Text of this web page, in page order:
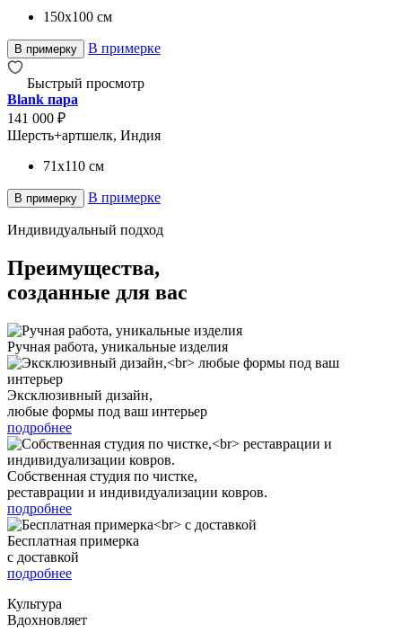
150x100 см
В примерку В примерке
Быстрый просмотр
Blank пара
141 000 ₽
Шерсть+артшелк, Индия
71x110 см
В примерку В примерке
Индивидуальный подход
Преимущества,
созданные для вас
Ручная работа, уникальные изделия
Эксклюзивный дизайн,
любые формы под ваш интерьер
подробнее
Собственная студия по чистке,
реставрации и индивидуализации ковров.
подробнее
Бесплатная примерка
с доставкой
подробнее
Культура
Вдохновляет